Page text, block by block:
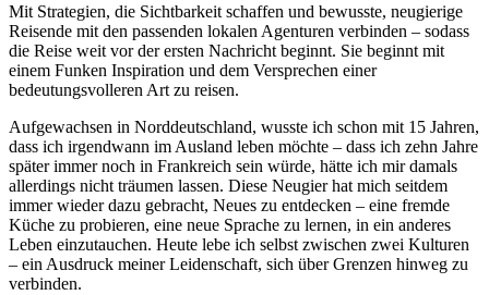
Mit Strategien, die Sichtbarkeit schaffen und bewusste, neugierige
Reisende mit den passenden lokalen Agenturen verbinden – sodass
die Reise weit vor der ersten Nachricht beginnt. Sie beginnt mit
einem Funken Inspiration und dem Versprechen einer
bedeutungsvolleren Art zu reisen.
Aufgewachsen in Norddeutschland, wusste ich schon mit 15 Jahren,
dass ich irgendwann im Ausland leben möchte – dass ich zehn Jahre
später immer noch in Frankreich sein würde, hätte ich mir damals
allerdings nicht träumen lassen. Diese Neugier hat mich seitdem
immer wieder dazu gebracht, Neues zu entdecken – eine fremde
Küche zu probieren, eine neue Sprache zu lernen, in ein anderes
Leben einzutauchen. Heute lebe ich selbst zwischen zwei Kulturen
– ein Ausdruck meiner Leidenschaft, sich über Grenzen hinweg zu
verbinden.